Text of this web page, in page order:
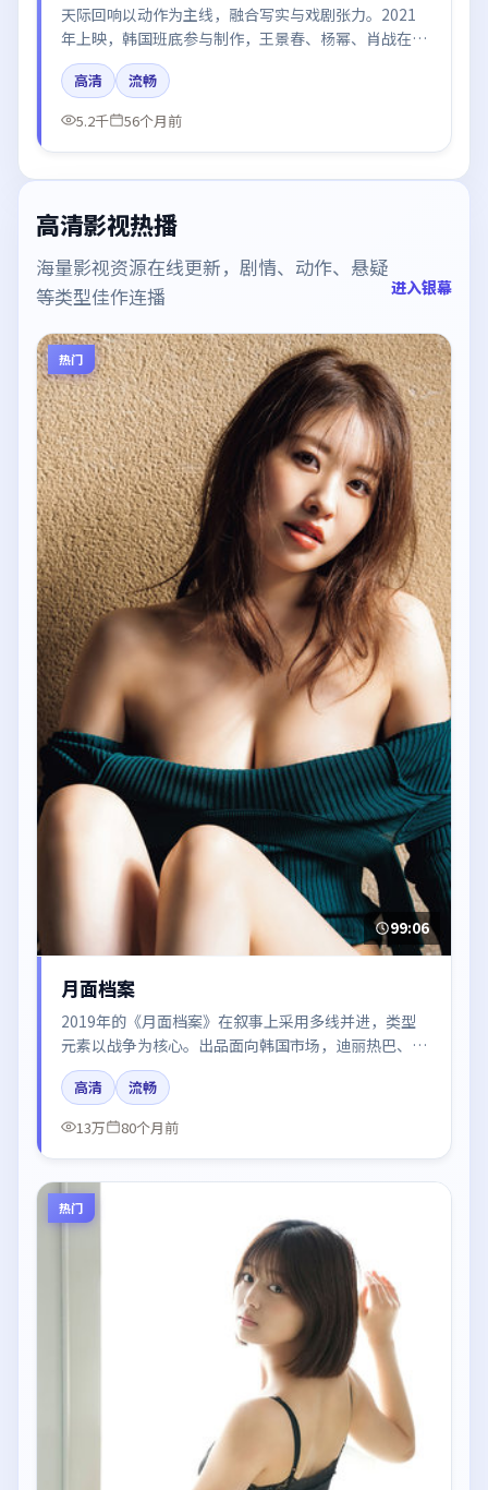
天际回响以动作为主线，融合写实与戏剧张力。2021
年上映，韩国班底参与制作，王景春、杨幂、肖战在片
中呈现细腻表演，影像风格统一，配乐与剪辑强化了情
绪曲线。
高清
流畅
5.2千
56个月前
高清影视热播
海量影视资源在线更新，剧情、动作、悬疑
等类型佳作连播
进入银幕
热门
99:06
月面档案
2019年的《月面档案》在叙事上采用多线并进，类型
元素以战争为核心。出品面向韩国市场，迪丽热巴、杨
幂、朱一龙所饰角色推动关键反转，结尾留白引发讨
论。
高清
流畅
13万
80个月前
热门